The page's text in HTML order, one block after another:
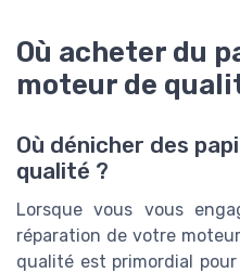
Où acheter du
moteur de
Où dénicher des
qualité ?
Lorsque vous vous
réparation de votre
qualité est primordial